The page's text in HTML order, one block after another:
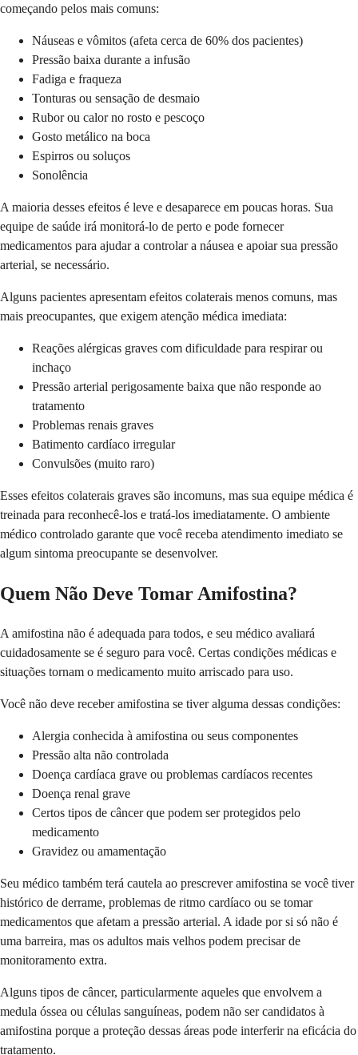
começando pelos mais comuns:
Náuseas e vômitos (afeta cerca de 60% dos pacientes)
Pressão baixa durante a infusão
Fadiga e fraqueza
Tonturas ou sensação de desmaio
Rubor ou calor no rosto e pescoço
Gosto metálico na boca
Espirros ou soluços
Sonolência
A maioria desses efeitos é leve e desaparece em poucas horas. Sua
equipe de saúde irá monitorá-lo de perto e pode fornecer
medicamentos para ajudar a controlar a náusea e apoiar sua pressão
arterial, se necessário.
Alguns pacientes apresentam efeitos colaterais menos comuns, mas
mais preocupantes, que exigem atenção médica imediata:
Reações alérgicas graves com dificuldade para respirar ou
inchaço
Pressão arterial perigosamente baixa que não responde ao
tratamento
Problemas renais graves
Batimento cardíaco irregular
Convulsões (muito raro)
Esses efeitos colaterais graves são incomuns, mas sua equipe médica é
treinada para reconhecê-los e tratá-los imediatamente. O ambiente
médico controlado garante que você receba atendimento imediato se
algum sintoma preocupante se desenvolver.
Quem Não Deve Tomar Amifostina?
A amifostina não é adequada para todos, e seu médico avaliará
cuidadosamente se é seguro para você. Certas condições médicas e
situações tornam o medicamento muito arriscado para uso.
Você não deve receber amifostina se tiver alguma dessas condições:
Alergia conhecida à amifostina ou seus componentes
Pressão alta não controlada
Doença cardíaca grave ou problemas cardíacos recentes
Doença renal grave
Certos tipos de câncer que podem ser protegidos pelo
medicamento
Gravidez ou amamentação
Seu médico também terá cautela ao prescrever amifostina se você tiver
histórico de derrame, problemas de ritmo cardíaco ou se tomar
medicamentos que afetam a pressão arterial. A idade por si só não é
uma barreira, mas os adultos mais velhos podem precisar de
monitoramento extra.
Alguns tipos de câncer, particularmente aqueles que envolvem a
medula óssea ou células sanguíneas, podem não ser candidatos à
amifostina porque a proteção dessas áreas pode interferir na eficácia do
tratamento.